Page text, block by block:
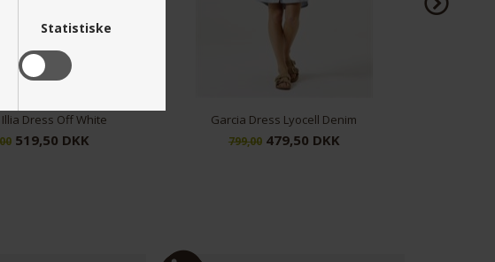
Statistiske
Garcia Dress Lyocell Denim
799,00479,50 DKK 1.699,00679,50 DKK